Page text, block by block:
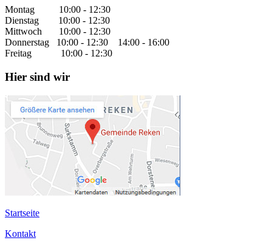
Montag 10:00 - 12:30
Dienstag 10:00 - 12:30
Mittwoch 10:00 - 12:30
Donnerstag 10:00 - 12:30 14:00 - 16:00
Freitag 10:00 - 12:30
Hier sind wir
Startseite
Kontakt